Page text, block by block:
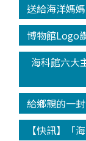
送給海洋媽
博物館Logo
海科館六大
給鄉親的一
【快訊】「